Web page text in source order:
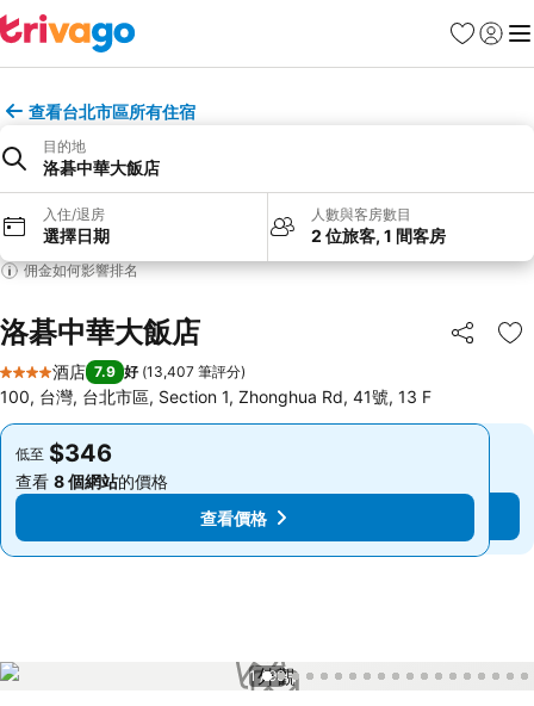
收藏夾
登入 選
查看台北市區所有住宿
目的地
洛碁中華大飯店
入住/退房
選擇日期
人數與客房數目
2 位旅客, 1 間客房
佣金如何影響排名
洛碁中華大飯店 分享
放
4 星級
酒店 7.9 好 (13,407 筆評分)
100, 台灣, 台北市區, Section 1, Zhonghua Rd, 41號, 13 F
低至 $346
查看 8 個網站的價格
查看價格
低至 $346
查看 8 個網站的價格
查看價格
1 / 99